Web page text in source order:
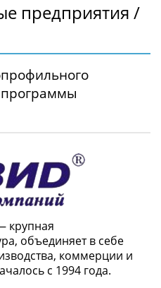
предприятия /
крупная
объединяет в себе
коммерции и
с 1994 года.